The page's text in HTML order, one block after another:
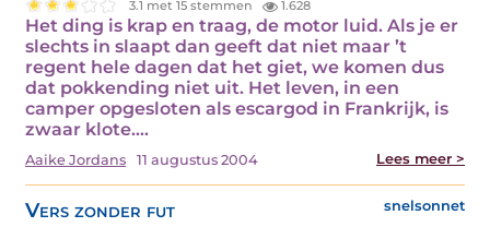
3.1 met 15 stemmen 1.628
Het ding is krap en traag, de motor luid. Als je er
slechts in slaapt dan geeft dat niet maar ’t
regent hele dagen dat het giet, we komen dus
dat pokkending niet uit. Het leven, in een
camper opgesloten als escargod in Frankrijk, is
zwaar klote.…
Aaike Jordans 11 augustus 2004 Lees meer >
Vers zonder fut snelsonnet